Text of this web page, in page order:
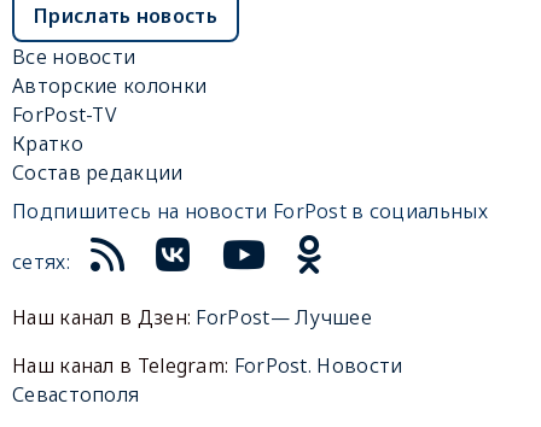
Прислать новость
Все новости
Авторские колонки
ForPost-TV
Кратко
Состав редакции
Подпишитесь на новости ForPost в социальных
сетях:
Наш канал в Дзен: ForPost— Лучшее
Наш канал в Telegram: ForPost. Новости
Севастополя